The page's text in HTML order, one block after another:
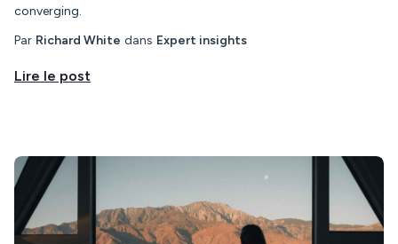
converging.
Par Richard White dans Expert insights
Lire le post